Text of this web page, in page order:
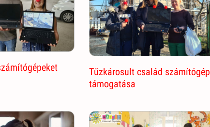
Tűzkárosult család számítógép
támogatása